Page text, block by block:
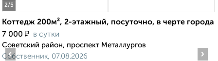
2/5
Коттедж 200м², 2-этажный, посуточно, в черте города
7 000 ₽ в сутки
Советский район, проспект Металлургов
Собственник, 07.08.2026
‹ ›